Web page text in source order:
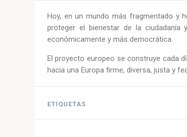
Hoy, en un mundo más fragmentado y
proteger el bienestar de la ciudadanía
económicamente y más democrática.
El proyecto europeo se construye cada
hacia una Europa firme, diversa, justa y
ETIQUETAS